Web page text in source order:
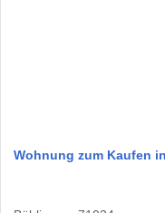
Wohnung zum Kaufen